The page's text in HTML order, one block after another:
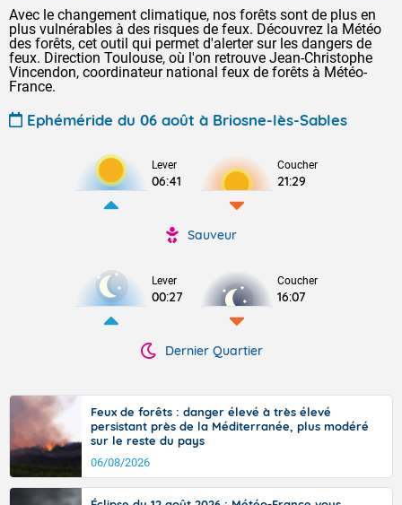
Avec le changement climatique, nos forêts sont de plus en
plus vulnérables à des risques de feux. Découvrez la Météo
des forêts, cet outil qui permet d'alerter sur les dangers de
feux. Direction Toulouse, où l'on retrouve Jean-Christophe
Vincendon, coordinateur national feux de forêts à Météo-
France.
Ephéméride du 06 août à Briosne-lès-Sables
Lever
06:41
Coucher
21:29
Sauveur
Lever
00:27
Coucher
16:07
Dernier Quartier
Feux de forêts : danger élevé à très élevé
persistant près de la Méditerranée, plus modéré
sur le reste du pays
06/08/2026